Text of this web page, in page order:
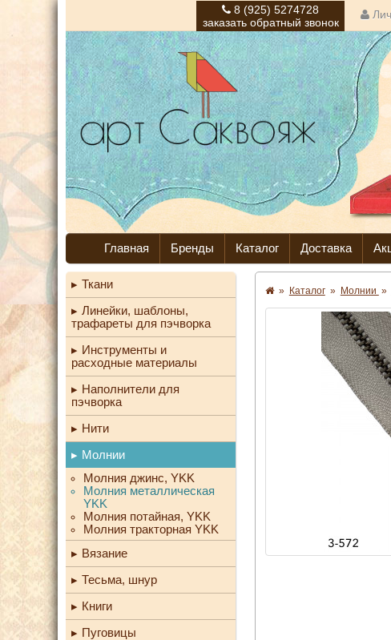
8 (925) 5274728
заказать обратный звонок
Главная Бренды Каталог Доставка
Ткани
Линейки, шаблоны,
трафареты для пэчворка
Инструменты и
расходные материалы
Наполнители для
пэчворка
Нити
Молнии
Молния джинс, YKK
Молния металлическая
YKK
Молния потайная, YKK
Молния тракторная YKK
Вязание
Тесьма, шнур
Книги
Пуговицы
» Каталог » Молнии »